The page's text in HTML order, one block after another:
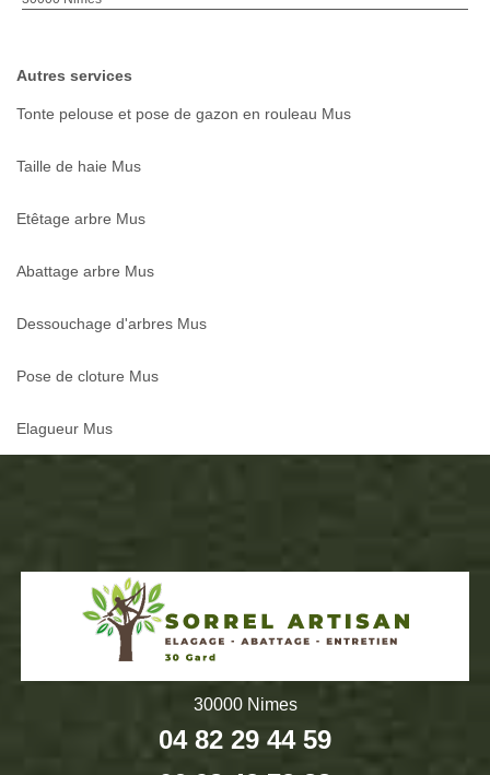
Autres services
Tonte pelouse et pose de gazon en rouleau Mus
Taille de haie Mus
Etêtage arbre Mus
Abattage arbre Mus
Dessouchage d'arbres Mus
Pose de cloture Mus
Elagueur Mus
30000 Nimes
04 82 29 44 59